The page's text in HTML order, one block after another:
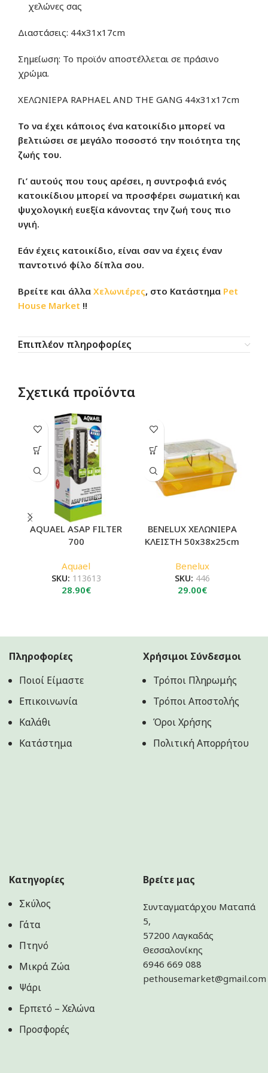
χελώνες σας
Διαστάσεις: 44x31x17cm
Σημείωση: Το προϊόν αποστέλλεται σε πράσινο
χρώμα.
ΧΕΛΩΝΙΕΡΑ RAPHAEL AND THE GANG 44x31x17cm
Το να έχει κάποιος ένα κατοικίδιο μπορεί να
βελτιώσει σε μεγάλο ποσοστό την ποιότητα της
ζωής του.
Γι’ αυτούς που τους αρέσει, η συντροφιά ενός
κατοικίδιου μπορεί να προσφέρει σωματική και
ψυχολογική ευεξία κάνοντας την ζωή τους πιο
υγιή.
Εάν έχεις κατοικίδιο, είναι σαν να έχεις έναν
παντοτινό φίλο δίπλα σου.
Βρείτε και άλλα Χελωνιέρες, στο Κατάστημα Pet
House Market !!
Επιπλέον πληροφορίες
Σχετικά προϊόντα
AQUAEL ASAP FILTER
700
Aquael
SKU: 113613
28.90€
BENELUX ΧΕΛΩΝΙΕΡΑ
ΚΛΕΙΣΤΗ 50x38x25cm
Benelux
SKU: 446
29.00€
Πληροφορίες
Ποιοί Είμαστε
Επικοινωνία
Καλάθι
Κατάστημα
Χρήσιμοι Σύνδεσμοι
Τρόποι Πληρωμής
Τρόποι Αποστολής
Όροι Χρήσης
Πολιτική Aπορρήτου
Κατηγορίες
Σκύλος
Γάτα
Πτηνό
Μικρά Ζώα
Ψάρι
Ερπετό – Χελώνα
Προσφορές
Βρείτε μας
Συνταγματάρχου Ματαπά
5,
57200 Λαγκαδάς
Θεσσαλονίκης
6946 669 088
pethousemarket@gmail.com